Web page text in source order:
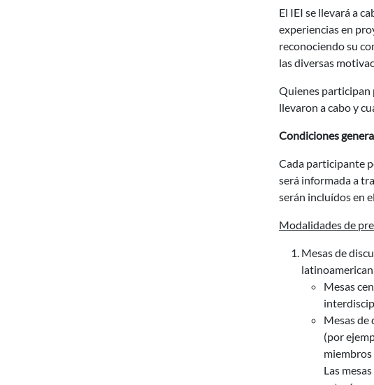
El IEI se llevará a
experiencias en
reconociendo su
las diversas
Quienes participan
llevaron a cabo y
Condiciones
Cada participante
será informada a
serán incluídos en
Modalidades de
Mesas de
Mesas
Mesas de
(por
miembros
Las